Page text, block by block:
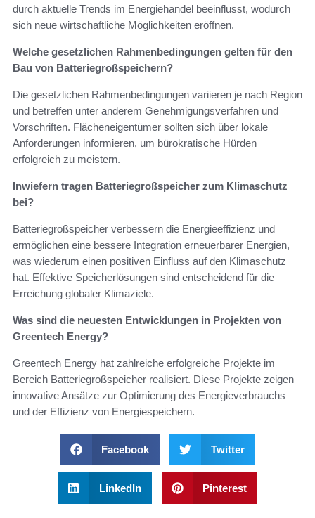
durch aktuelle Trends im Energiehandel beeinflusst, wodurch
sich neue wirtschaftliche Möglichkeiten eröffnen.
Welche gesetzlichen Rahmenbedingungen gelten für den
Bau von Batteriegroßspeichern?
Die gesetzlichen Rahmenbedingungen variieren je nach Region
und betreffen unter anderem Genehmigungsverfahren und
Vorschriften. Flächeneigentümer sollten sich über lokale
Anforderungen informieren, um bürokratische Hürden
erfolgreich zu meistern.
Inwiefern tragen Batteriegroßspeicher zum Klimaschutz
bei?
Batteriegroßspeicher verbessern die Energieeffizienz und
ermöglichen eine bessere Integration erneuerbarer Energien,
was wiederum einen positiven Einfluss auf den Klimaschutz
hat. Effektive Speicherlösungen sind entscheidend für die
Erreichung globaler Klimaziele.
Was sind die neuesten Entwicklungen in Projekten von
Greentech Energy?
Greentech Energy hat zahlreiche erfolgreiche Projekte im
Bereich Batteriegroßspeicher realisiert. Diese Projekte zeigen
innovative Ansätze zur Optimierung des Energieverbrauchs
und der Effizienz von Energiespeichern.
Facebook Twitter
LinkedIn Pinterest